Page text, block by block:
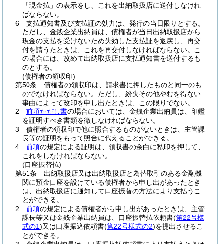
「現金払」の表示をし、これを出納取扱店に送付しなけれ
ばならない。
6
支払通知書及び支払証の効力は、発行の当日限りとする。
ただし、金銭企業出納員は、債権者が当日出納取扱店から
現金の支払を受けないため失効した支払証を返戻し、再交
付を請うたときは、これを再交付しなければならない。
こ
の場合には、改めて出納取扱店に支払通知書を送付するも
のとする。
(債権者の領収印)
第50条
債権者の領収印は、請求書に押したものと同一のも
のでなければならない。 ただし、紛失その他やむを得ない
事由によって改印を申し出たときは、この限りでない。
2
前項ただし書の場合においては、金銭企業出納員は、印鑑
を証明すべき書類を徴しなければならない。
3
債権者の領収印で他に照合するものがないときは、主管課
長等の証明をもって照合に代えることができる。
4
前項の規定による証明は、領収書の余白に私印を押して、
これをしなければならない。
(口座振替払)
第51条
出納取扱店又は出納取扱店と為替取引のある金融機
関に預金口座を設けている債権者から申し出があったとき
は、出納取扱店に通知して口座振替の方法により支払うこ
とができる。
2
前項の規定による債権者から申し出があったときは、主管
課長等又は金銭企業出納員は、口座振替払依頼書(第22号様
式の1)又は口座振込依頼書(第22号様式の2)を提出させるこ
とができる。